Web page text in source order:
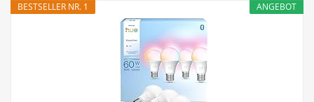
ANGEBOT
BESTSELLER NR. 1